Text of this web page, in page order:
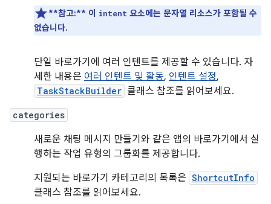
**참고:** 이 intent 요소에는 문자열 리소스가 포함될 수
없습니다.
단일 바로가기에 여러 인텐트를 제공할 수 있습니다. 자
세한 내용은 여러 인텐트 및 활동, 인텐트 설정,
TaskStackBuilder 클래스 참조를 읽어보세요.
categories
새로운 채팅 메시지 만들기와 같은 앱의 바로가기에서 실
행하는 작업 유형의 그룹화를 제공합니다.
지원되는 바로가기 카테고리의 목록은 ShortcutInfo
클래스 참조를 읽어보세요.